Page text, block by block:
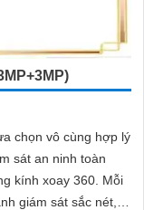
chọn vô cùng hợp lý
sát an ninh toàn
kính xoay 360. Mỗi
giám sát sắc nét,